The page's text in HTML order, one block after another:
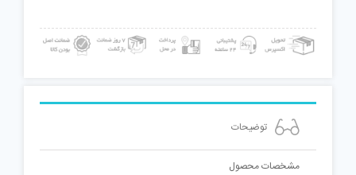
مدل
DSK3055
توضیحات
مشخصات محصول